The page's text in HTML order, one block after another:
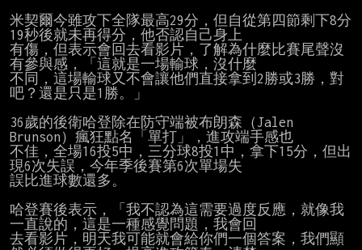
米契爾今雖攻下全隊最高29分，但自從第四節剩下8分
19秒後就未再得分，他否認自己身上
有傷，但表示會回去看影片，了解為什麼比賽尾聲沒
有參與感，「這就是一場輸球，沒什麼
不同，這場輸球又不會讓他們直接拿到2勝或3勝，對
吧？還是只是1勝。」
36歲的後衛哈登除在防守端被布朗森（Jalen
Brunson）瘋狂點名「單打」，進攻端手感也
不佳，全場16投5中，三分球8投1中，拿下15分，但出
現6次失誤，今年季後賽第6次單場失
誤比進球數還多。
哈登賽後表示，「我不認為這需要過度反應，就像我
一直說的，這是一種感覺問題，我會回
去看影片，明天我可能就會給你們一個答案，我們顯